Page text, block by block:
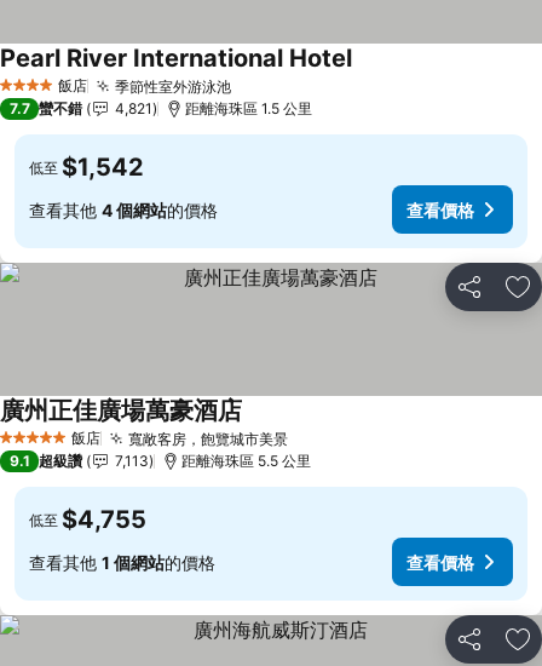
4 星級 飯店 季節性室外游泳池查看價格
Pearl River International Hotel查看價格
7.7 蠻不錯 4,821 距離海珠區 1.5 公里
低至 $1,542
查看其他 4 個網站的價格 查看價格
分享 加
5 星級 飯店 寬敞客房，飽覽城市美景查看價格
廣州正佳廣場萬豪酒店
9.1 超級讚 7,113 距離海珠區 5.5 公里
低至 $4,755
查看其他 1 個網站的價格 查看價格
分享 加